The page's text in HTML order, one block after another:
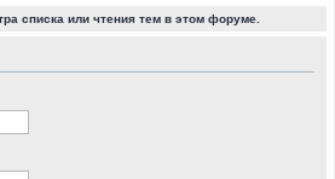
списка или чтения тем в этом форуме.